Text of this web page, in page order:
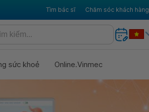
Tìm bác sĩ Chăm sóc khách hàng
sức khoẻ Online.Vinmec